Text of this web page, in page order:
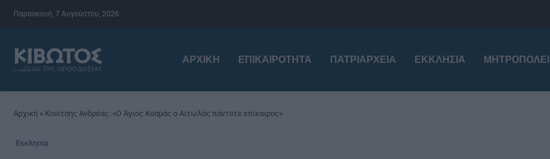
Παρασκευή, 7 Αυγούστου, 2026
ΑΡΧΙΚΉ ΕΠΙΚΑΙΡΌΤΗΤΑ ΠΑΤΡΙΑΡΧΕΊΑ ΕΚΚΛΗΣΊΑ
Αρχική » Kονίτσης Ανδρέας :«Ο Άγιος Κοσμάς ο Αιτωλός πάντοτε επίκαιρος»
Εκκλησία